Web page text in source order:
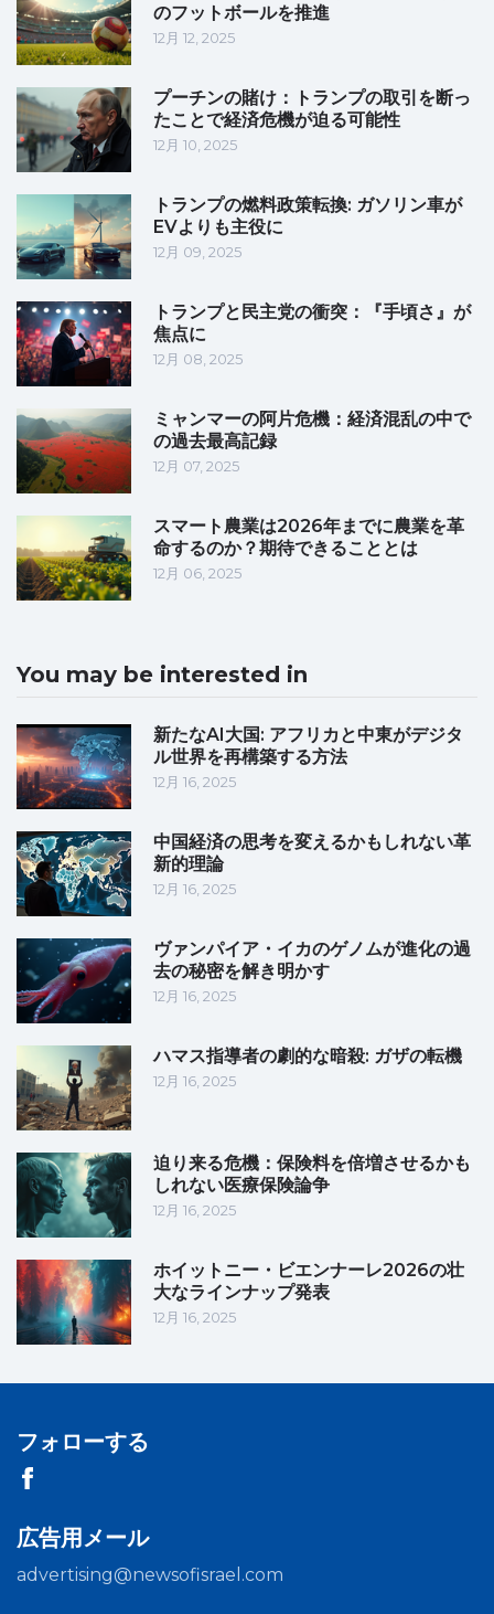
のフットボールを推進
12月 12, 2025
プーチンの賭け：トランプの取引を断っ
たことで経済危機が迫る可能性
12月 10, 2025
トランプの燃料政策転換: ガソリン車が
EVよりも主役に
12月 09, 2025
トランプと民主党の衝突：『手頃さ』が
焦点に
12月 08, 2025
ミャンマーの阿片危機：経済混乱の中で
の過去最高記録
12月 07, 2025
スマート農業は2026年までに農業を革
命するのか？期待できることとは
12月 06, 2025
You may be interested in
新たなAI大国: アフリカと中東がデジタ
ル世界を再構築する方法
12月 16, 2025
中国経済の思考を変えるかもしれない革
新的理論
12月 16, 2025
ヴァンパイア・イカのゲノムが進化の過
去の秘密を解き明かす
12月 16, 2025
ハマス指導者の劇的な暗殺: ガザの転機
12月 16, 2025
迫り来る危機：保険料を倍増させるかも
しれない医療保険論争
12月 16, 2025
ホイットニー・ビエンナーレ2026の壮
大なラインナップ発表
12月 16, 2025
フォローする
広告用メール
advertising@newsofisrael.com